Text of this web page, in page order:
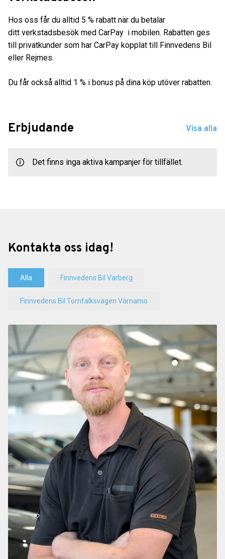
Hos oss får du alltid 5 % rabatt när du betalar
ditt verkstadsbesök med CarPay i mobilen. Rabatten ges
till privatkunder som har CarPay kopplat till Finnvedens Bil
eller Rejmes.
Du får också alltid 1 % i bonus på dina köp utöver rabatten.
Erbjudande Visa alla
Det finns inga aktiva kampanjer för tillfället.
Kontakta oss idag!
Alla Finnvedens Bil Varberg
Finnvedens Bil Tornfalksvägen Värnamo